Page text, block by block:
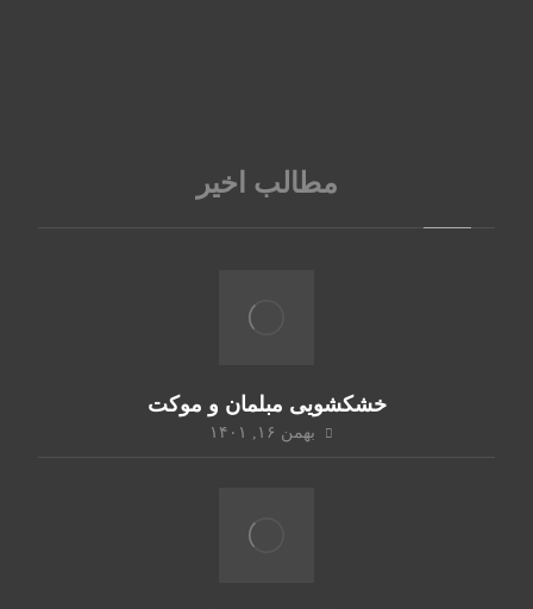
مطالب اخیر
خشکشویی مبلمان و موکت
بهمن ۱۶, ۱۴۰۱